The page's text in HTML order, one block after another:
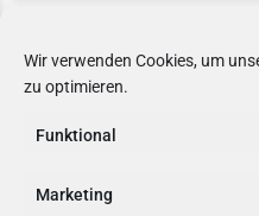
Wir verwenden Cookies, um
zu optimieren.
Funktional
Marketing
1 2 3 4